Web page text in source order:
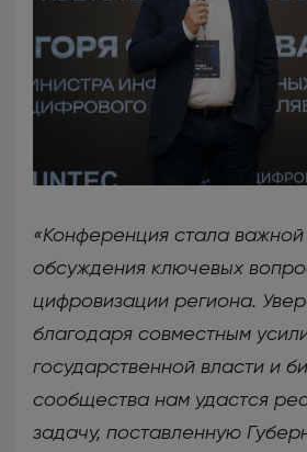
«Конференция стала
обсуждения ключевых
цифровизации региона.
благодаря совместным
государственной власти и
сообщества нам удастся
задачу, поставленную